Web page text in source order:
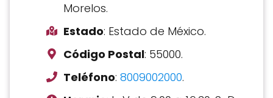
Morelos.
Estado: Estado de México.
Código Postal: 55000.
Teléfono: 8009002000.